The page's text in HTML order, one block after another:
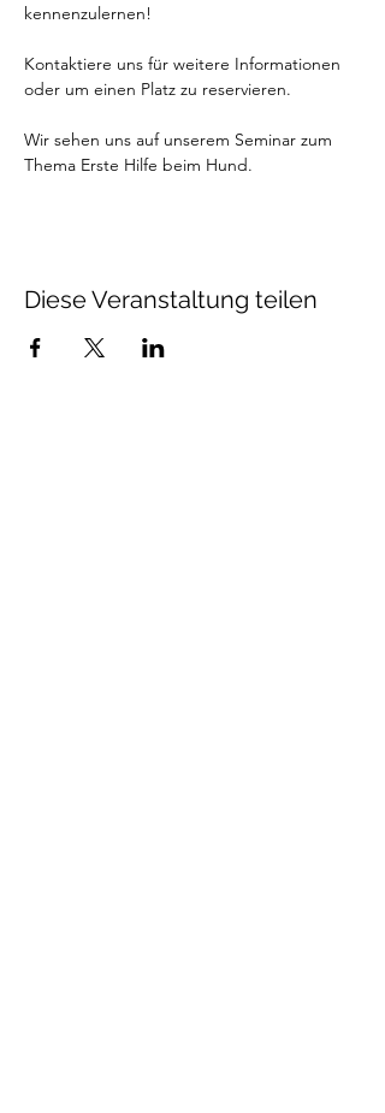
kennenzulernen!
Kontaktiere uns für weitere Informationen
oder um einen Platz zu reservieren.
Wir sehen uns auf unserem Seminar zum
Thema Erste Hilfe beim Hund.
Diese Veranstaltung teilen